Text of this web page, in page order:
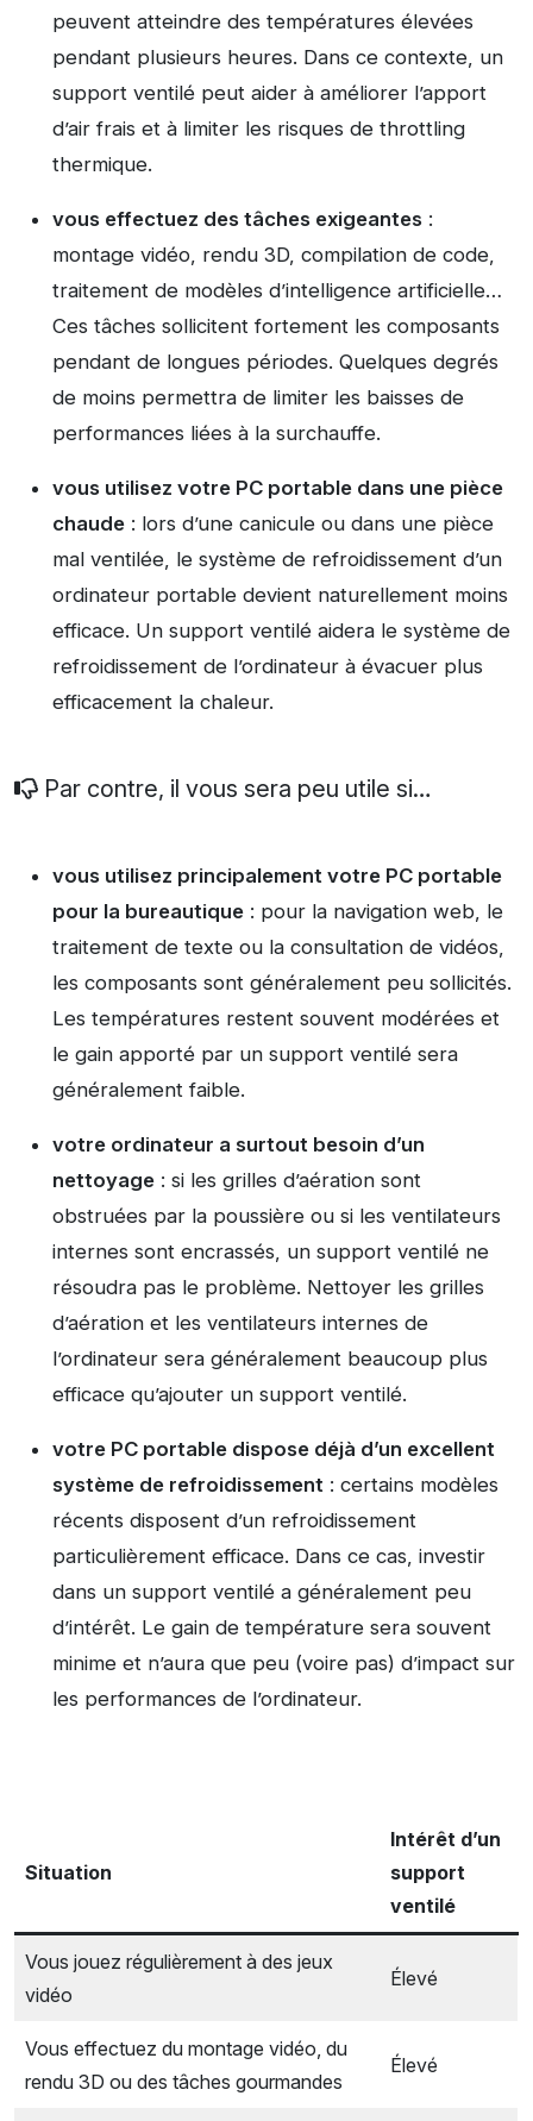
peuvent atteindre des températures élevées
pendant plusieurs heures. Dans ce contexte, un
support ventilé peut aider à améliorer l’apport
d’air frais et à limiter les risques de throttling
thermique.
vous effectuez des tâches exigeantes :
montage vidéo, rendu 3D, compilation de code,
traitement de modèles d’intelligence artificielle…
Ces tâches sollicitent fortement les composants
pendant de longues périodes. Quelques degrés
de moins permettra de limiter les baisses de
performances liées à la surchauffe.
vous utilisez votre PC portable dans une pièce
chaude : lors d’une canicule ou dans une pièce
mal ventilée, le système de refroidissement d’un
ordinateur portable devient naturellement moins
efficace. Un support ventilé aidera le système de
refroidissement de l’ordinateur à évacuer plus
efficacement la chaleur.
Par contre, il vous sera peu utile si…
vous utilisez principalement votre PC portable
pour la bureautique : pour la navigation web, le
traitement de texte ou la consultation de vidéos,
les composants sont généralement peu sollicités.
Les températures restent souvent modérées et
le gain apporté par un support ventilé sera
généralement faible.
votre ordinateur a surtout besoin d’un
nettoyage : si les grilles d’aération sont
obstruées par la poussière ou si les ventilateurs
internes sont encrassés, un support ventilé ne
résoudra pas le problème. Nettoyer les grilles
d’aération et les ventilateurs internes de
l’ordinateur sera généralement beaucoup plus
efficace qu’ajouter un support ventilé.
votre PC portable dispose déjà d’un excellent
système de refroidissement : certains modèles
récents disposent d’un refroidissement
particulièrement efficace. Dans ce cas, investir
dans un support ventilé a généralement peu
d’intérêt. Le gain de température sera souvent
minime et n’aura que peu (voire pas) d’impact sur
les performances de l’ordinateur.
Situation
Intérêt d’un
support
ventilé
Vous jouez régulièrement à des jeux
vidéo
Élevé
Vous effectuez du montage vidéo, du
rendu 3D ou des tâches gourmandes
Élevé